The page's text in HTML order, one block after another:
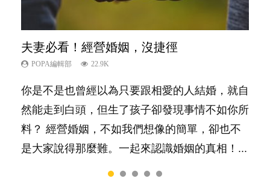
夫妻必看！經營婚姻，沒捷徑
POPA編輯部 22.9K
你是不是也曾經以為只要跟相愛的人結婚，就自
然能走到白頭，但生了孩子卻發現事情不如你所
料？ 經營婚姻，不如我們想像的簡單，卻也不
是大家說得那麼難。一起來認識婚姻的真相！...
內向孩子的特質，你懂嗎？
POPA編輯部 10K
陽光又健談的孩子總是很容易得到大家的喜愛，
特別是在講究團隊精神、鼓勵大家積極發表意見
的社會，他們彷彿如魚得水；那些愛靜靜觀察、
一個人默默耕耘的孩子呢？卻會讓父母擔心，擔
心內向的孩子將不能適應急速變他的世界。內向
新手父母不用怕
POPA編輯部 16.3K
相信許多人初為人父母，由懷孕開始到孩子呱呱
落地，心中都有數之不盡的問題～這裡一次過集
合我們以往製作過的相關短片。 這段路讓我們
跟你同行～...
想孩子學好外語，點做好？
POPA編輯部 9.9K
有人話學多種語言越早開始越好，有人卻說一時
間太多語言，會令孩子感到混淆，到底誰是誰
非？聽聽專家怎樣說，解開語言學習的迷思～...
孩子能力天注定？
POPA編輯部 7.9K
很多父母都希望孩子係個「叻仔叻女」，學業別
太差，日常自理井井有條。這樣的孩子是萬中無
一，還是魚與熊掌，不能兼得？...